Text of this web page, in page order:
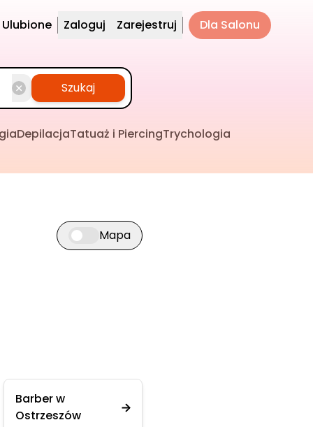
Ulubione Zaloguj Zarejestruj Dla Salonu
Szukaj
DepilacjaTatuaż i PiercingTrychologia
Przełącz widok mapy
Mapa
Barber w
Ostrzeszów